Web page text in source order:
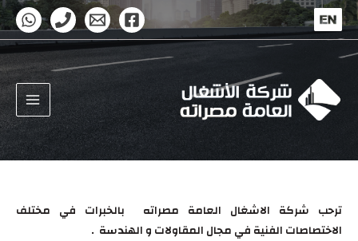
ترحب شركة الاشغال العامة مصراته بالخبرات في مختلف
الاختصاصات الفنية في مجال المقاولات و الهندسة .